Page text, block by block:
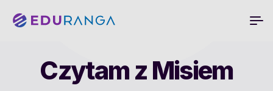
Czytam z Misiem